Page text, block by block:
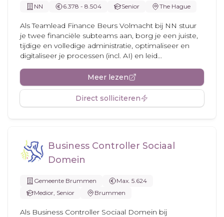
NN 6.378 - 8.504 Senior The Hague
Als Teamlead Finance Beurs Volmacht bij NN stuur
je twee financiële subteams aan, borg je een juiste,
tijdige en volledige administratie, optimaliseer en
digitaliseer je processen (incl. AI) en leid...
Meer lezen
Direct solliciteren
Business Controller Sociaal
Domein
Gemeente Brummen
Max. 5.624
Medior, Senior
Brummen
Als Business Controller Sociaal Domein bij